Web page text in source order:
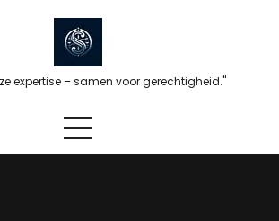
expertise – samen voor gerechtigheid."